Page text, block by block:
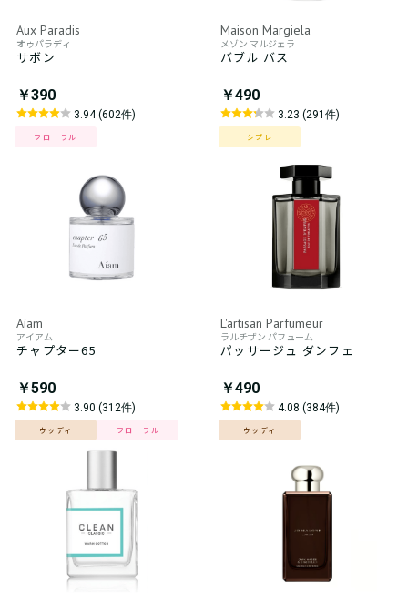
Aux Paradis
オゥパラディ
サボン
￥390
3.94 (602件)
フローラル
Maison Margiela
メゾン マルジェラ
バブル バス
￥490
3.23 (291件)
シプレ
Aíam
アイアム
チャプター65
￥590
3.90 (312件)
ウッディ フローラル
L'artisan Parfumeur
ラルチザン パフューム
パッサージュ ダンフェ
￥490
4.08 (384件)
ウッディ